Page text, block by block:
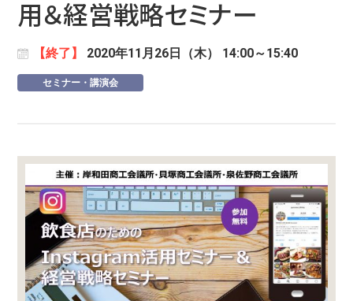
用＆経営戦略セミナー
【終了】 2020年11月26日（木） 14:00～15:40
セミナー・講演会